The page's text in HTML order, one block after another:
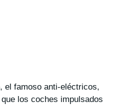
el famoso anti-eléctricos,
los coches impulsados